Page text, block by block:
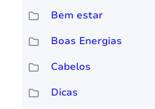
Bem estar
Boas Energias
Cabelos
Dicas